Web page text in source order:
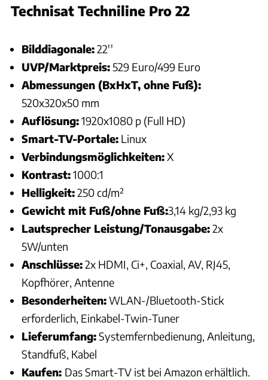
Technisat Techniline Pro 22
Bilddiagonale:22''
UVP/Marktpreis:529 Euro/499 Euro
Abmessungen (BxHxT, ohne Fuß):
520x320x50 mm
Auflösung:1920x1080 p (Full HD)
Smart-TV-Portale: Linux
Verbindungsmöglichkeiten:X
Kontrast:1000:1
Helligkeit:250 cd/m²
Gewicht mit Fuß/ohne Fuß:3,14 kg/2,93 kg
Lautsprecher Leistung/Tonausgabe:2x
5W/unten
Anschlüsse:2x HDMI, Ci+, Coaxial, AV, RJ45,
Kopfhörer, Antenne
Besonderheiten:WLAN-/Bluetooth-Stick
erforderlich, Einkabel-Twin-Tuner
Lieferumfang:Systemfernbedienung, Anleitung,
Standfuß, Kabel
Kaufen: Das Smart-TV ist bei Amazon erhältlich.